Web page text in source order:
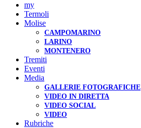
my
Termoli
Molise
CAMPOMARINO
LARINO
MONTENERO
Tremiti
Eventi
Media
GALLERIE FOTOGRAFICHE
VIDEO IN DIRETTA
VIDEO SOCIAL
VIDEO
Rubriche